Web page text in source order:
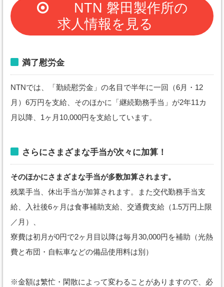
NTN 磐田製作所の
求人情報を見る
満了慰労金
NTNでは、「勤続慰労金」の名目で半年に一回（6月・12
月）6万円を支給、そのほかに「継続勤務手当」が2年11カ
月以降、1ヶ月10,000円を支給しています。
さらにさまざまな手当が次々に加算！
そのほかにさまざまな手当が多数加算されます。
残業手当、休出手当が加算されます。また交代勤務手当支
給、入社後6ヶ月は食事補助支給、交通費支給（1.5万円上限
／月）、
寮費は初月が0円で2ヶ月目以降は毎月30,000円を補助（光熱
費と布団・自転車などの備品使用料は別）
※金額は繁忙・閑散によって変わることがありますので、必